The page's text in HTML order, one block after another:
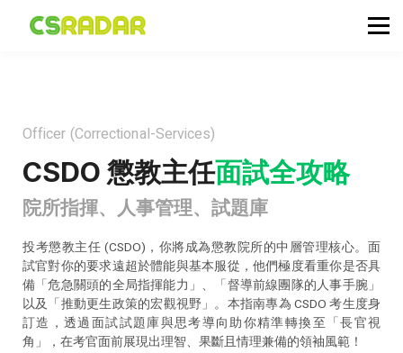
公務員投考資訊
會員登入／註冊
Officer (Correctional-Services)
CSDO 懲教主任面試全攻略
院所指揮、人事管理、試題庫
投考懲教主任 (CSDO)，你將成為懲教院所的中層管理核心。面
試官對你的要求遠超於體能與基本服從，他們極度看重你是否具
備「危急關頭的全局指揮能力」、「督導前線團隊的人事手腕」
以及「推動更生政策的宏觀視野」。 本指南專為 CSDO 考生度身
訂造，透過面試試題庫與思考導向助你精準轉換至「長官視
角」，在考官面前展現出理智、果斷且情理兼備的領袖風範！